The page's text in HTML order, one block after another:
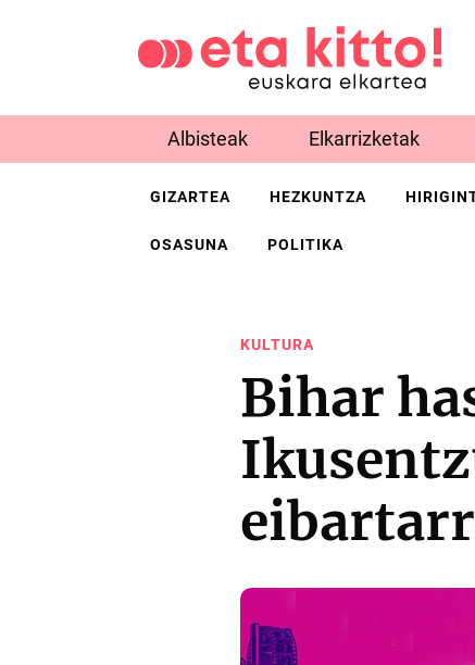
Albisteak Elkarrizketak
GIZARTEA HEZKUNTZA
OSASUNA POLITIKA
KULTURA
Bihar